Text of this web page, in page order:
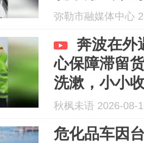
意。网友：
弥勒市融媒体中心
奔波在外
心保障滞留
洗漱，小小
秋枫未语 2026-08-
危化品车因